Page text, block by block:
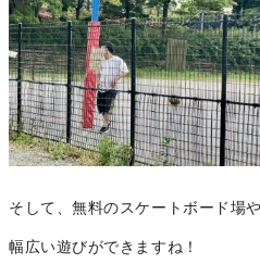
そして、無料のスケートボード場
幅広い遊びができますね！